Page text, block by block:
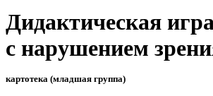
Дидактическая
с нарушением
картотека (младшая группа)